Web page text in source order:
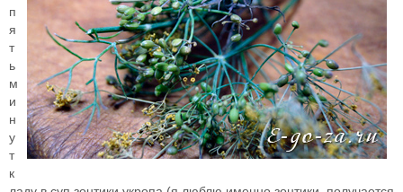
п
я
т
ь
м
и
н
у
т
к